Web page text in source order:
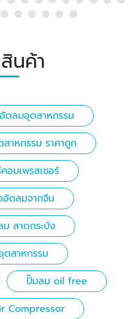
นค้า
ดลมอุตสาหกรรม
าหกรรม ราคาถูก
อมเพรสเซอร์
อัดลมจากจีน
ลาดกระบัง
สาหกรรม
ปั๊มลม oil free
Compressor